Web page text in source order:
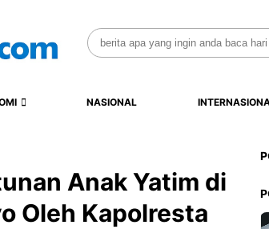
Search
for:
NASIONAL
Anak Yatim di
Oleh Kapolresta